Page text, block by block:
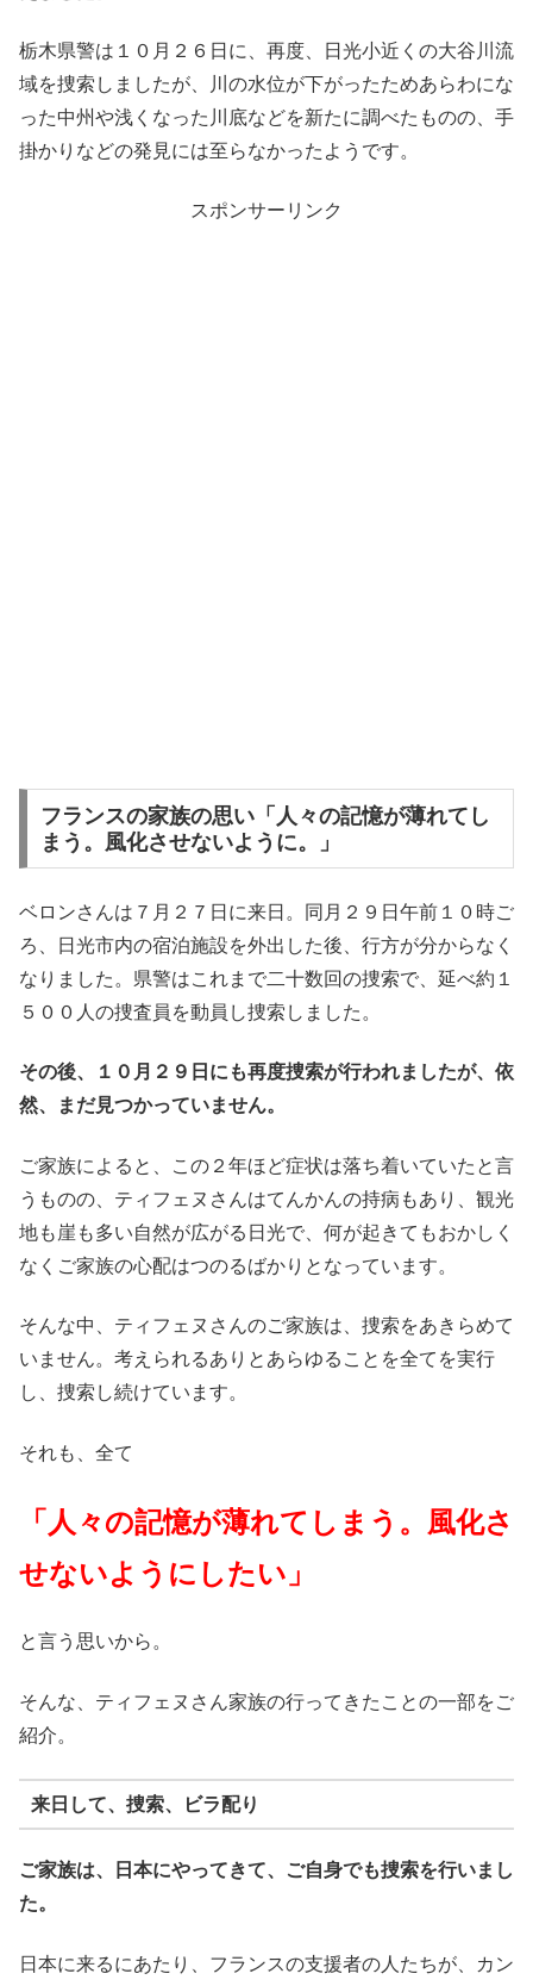
栃木県警は１０月２６日に、再度、日光小近くの大谷川流
域を捜索しましたが、川の水位が下がったためあらわにな
った中州や浅くなった川底などを新たに調べたものの、手
掛かりなどの発見には至らなかったようです。
スポンサーリンク
フランスの家族の思い「人々の記憶が薄れてし
まう。風化させないように。」
ベロンさんは７月２７日に来日。同月２９日午前１０時ご
ろ、日光市内の宿泊施設を外出した後、行方が分からなく
なりました。県警はこれまで二十数回の捜索で、延べ約１
５００人の捜査員を動員し捜索しました。
その後、１０月２９日にも再度捜索が行われましたが、依
然、まだ見つかっていません。
ご家族によると、この２年ほど症状は落ち着いていたと言
うものの、ティフェヌさんはてんかんの持病もあり、観光
地も崖も多い自然が広がる日光で、何が起きてもおかしく
なくご家族の心配はつのるばかりとなっています。
そんな中、ティフェヌさんのご家族は、捜索をあきらめて
いません。考えられるありとあらゆることを全てを実行
し、捜索し続けています。
それも、全て
「人々の記憶が薄れてしまう。風化さ
せないようにしたい」
と言う思いから。
そんな、ティフェヌさん家族の行ってきたことの一部をご
紹介。
来日して、捜索、ビラ配り
ご家族は、日本にやってきて、ご自身でも捜索を行いまし
た。
日本に来るにあたり、フランスの支援者の人たちが、カン